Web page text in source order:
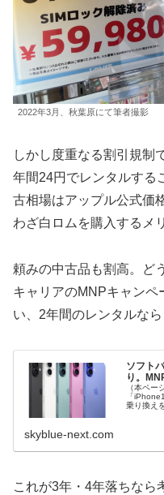
2022年3月、秋葉原にて筆者撮影
しかし度重なる割引規制
年間24円でレンタルする
古相場はアップル公式価
わざ白ロムを購入するメ
頼みの中古品も割高。ど
キャリアのMNPキャン
い、2年間のレンタルなら
ソフト
り。
（本ペー
「
乗り換え
skyblue-next.com
これが3年・4年落ちなら